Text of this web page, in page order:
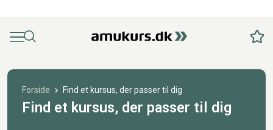
MenuSøg
Forside Find et kursus, der passer til dig
Find et kursus, der passer til dig